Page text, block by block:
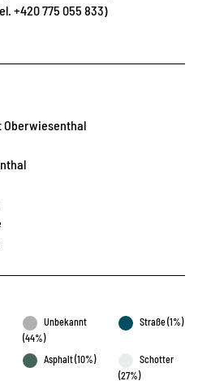
+420 775 055 833)
Unbekannt
(44%)
Straße (1%)
Asphalt (10%)
Schotter
(27%)